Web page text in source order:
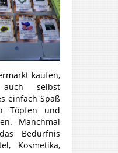
kaufen,
selbst
einfach Spaß
Töpfen und
Manchmal
Bedürfnis
Kosmetika,